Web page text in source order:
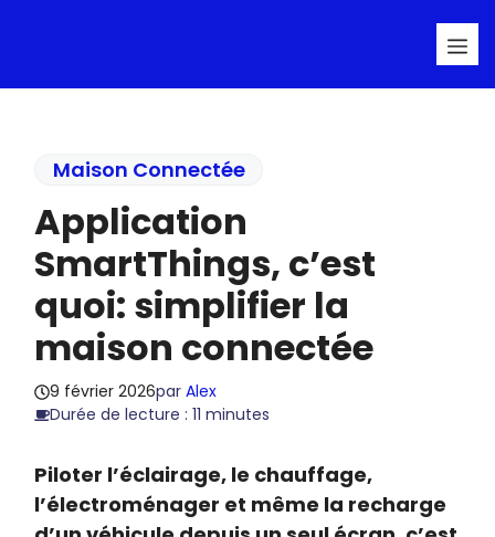
Maison Connectée
Application
SmartThings, c’est
quoi: simplifier la
maison connectée
9 février 2026parAlex
Durée de lecture : 11 minutes
Piloter l’éclairage, le chauffage,
l’électroménager et même la recharge